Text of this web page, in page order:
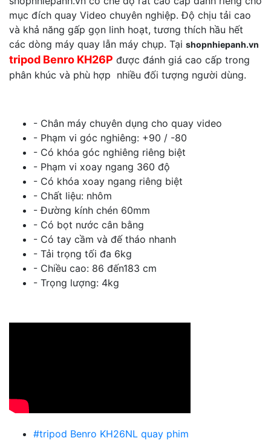
mục đích quay Video chuyên nghiệp. Độ chịu tải cao
và khả năng gấp gọn linh hoạt, tương thích hầu hết
các dòng máy quay lẫn máy chụp. Tại shopnhiepanh.vn
tripod Benro KH26P được đánh giá cao cấp trong
phân khúc và phù hợp nhiều đối tượng người dùng.
- Chân máy chuyên dụng cho quay video
- Phạm vi góc nghiêng: +90 / -80
- Có khóa góc nghiêng riêng biệt
- Phạm vi xoay ngang 360 độ
- Có khóa xoay ngang riêng biệt
- Chất liệu: nhôm
- Đường kính chén 60mm
- Có bọt nước cân bằng
- Có tay cầm và đế tháo nhanh
- Tải trọng tối đa 6kg
- Chiều cao: 86 đến183 cm
- Trọng lượng: 4kg
#tripod Benro KH26NL quay phim